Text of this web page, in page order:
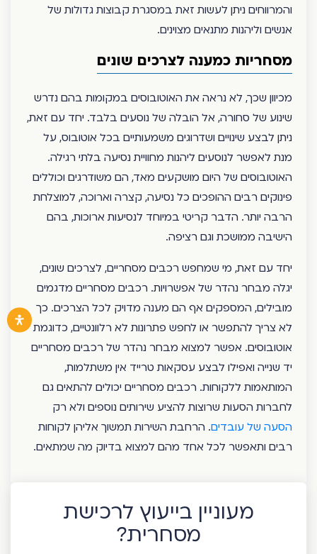
והמרווחים ניתן לעשות זאת במסגרת קבוצות גדולות של
אנשים וליהנות מתנאים מצוינים.
מסחריות כמענה לצרכים שונים
מכיוון שכך, לא נראה את האוטובוסים במקומות בהם נדרש
שינוע של סחורה, אל הובלה של נוסעים בלבד. יחד עם זאת,
ניתן לבצע שינויים ושדרוגים משמעותיים בכל אוטובוס, על
מנת לאפשר לנוסעים ליהנות מחוויית נסיעה בלתי רגילה.
האוטובוסים של היום מושקעים מאד, הם משודרגים וכוללים
פינוקים רבים ההופכים כל נסיעה, קצרה וארוכה, למוצלחת
הרבה יותר. הדבר קריטי במיוחד לנסיעות ארוכות, בהם
הישיבה ממושכת וגם רציפה.
יחד עם זאת, מי שמחפש רכבים מסחריים, לצרכים שונים,
יגלה מבחר נהדר של אפשרויות. רכבים מסחריים מדגמים
מובילים, המספקים אף הם מענה מדויק לכל הצרכים. כך
לא צריך להתפשר או לחפש פתרונות לא רלוונטיים, כדוגמת
אוטובוסים. אפשר למצוא מבחר נהדר של רכבים מסחריים
יד שנייה ואפילו לבצע עסקאות טרייד אין משתלמות,
המותאמות ללקוחות. רכבים מסחריים יכולים להתאים גם
לחברות הסעות שרוצות להציע שירותים נוספים ולא רק
הסעה של עובדים. הרחבת השירות תמשוך אליהן לקוחות
רבים ותאפשר לכל אחד מהם למצוא בדיוק מה שמתאים.
מעוניין בייעוץ לרכישת
מסחרית?